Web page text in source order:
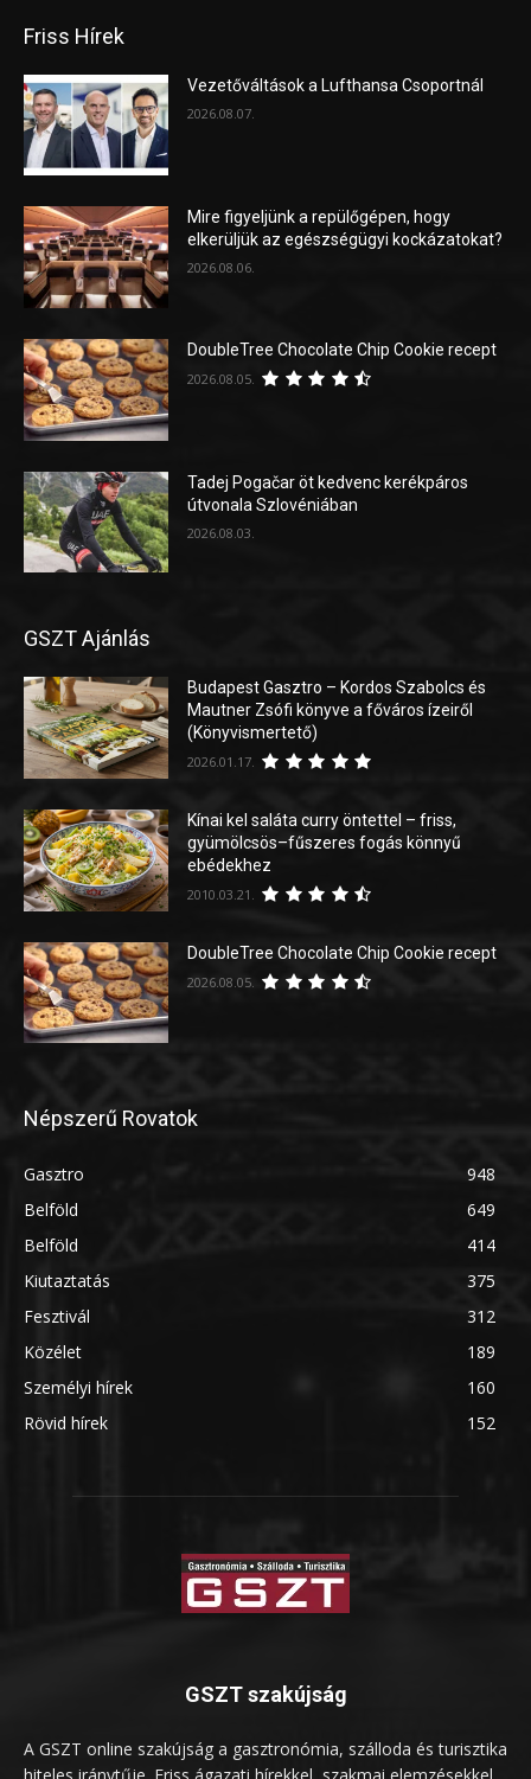
Friss Hírek
Vezetőváltások a Lufthansa Csoportnál
2026.08.07.
Mire figyeljünk a repülőgépen, hogy
elkerüljük az egészségügyi kockázatokat?
2026.08.06.
DoubleTree Chocolate Chip Cookie recept
2026.08.05.
Tadej Pogačar öt kedvenc kerékpáros
útvonala Szlovéniában
2026.08.03.
GSZT Ajánlás
Budapest Gasztro – Kordos Szabolcs és
Mautner Zsófi könyve a főváros ízeiről
(Könyvismertető)
2026.01.17.
Kínai kel saláta curry öntettel – friss,
gyümölcsös–fűszeres fogás könnyű
ebédekhez
2010.03.21.
DoubleTree Chocolate Chip Cookie recept
2026.08.05.
Népszerű Rovatok
Gasztro
948
Belföld
649
Belföld
414
Kiutaztatás
375
Fesztivál
312
Közélet
189
Személyi hírek
160
Rövid hírek
152
GSZT szakújság
A GSZT online szakújság a gasztronómia, szálloda és turisztika